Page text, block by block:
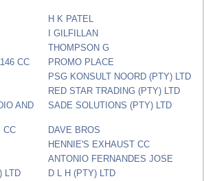
H K PATEL
I GILFILLAN
THOMPSON G
CC
PROMO PLACE
PSG KONSULT NOORD (PTY) LTD
RED STAR TRADING (PTY) LTD
AND
SADE SOLUTIONS (PTY) LTD
CC
DAVE BROS
HENNIE'S EXHAUST CC
ANTONIO FERNANDES JOSE
LTD
D L H (PTY) LTD